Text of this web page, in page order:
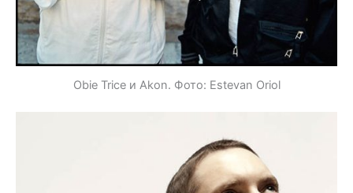
Obie Trice и Akon. Фото: Estevan Oriol